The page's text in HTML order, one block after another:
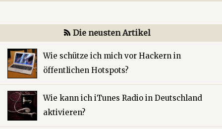
Die neusten Artikel
Wie schütze ich mich vor Hackern in
öffentlichen Hotspots?
Wie kann ich iTunes Radio in Deutschland
aktivieren?